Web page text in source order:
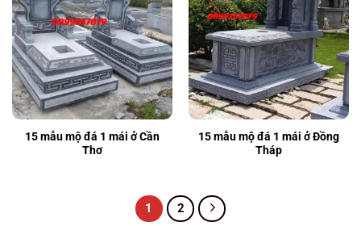
15 mẫu mộ đá 1 mái ở Cần
Thơ
15 mẫu mộ đá 1 mái ở Đồng
Tháp
1 2